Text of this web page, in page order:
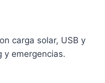
carga solar, USB y
y emergencias.